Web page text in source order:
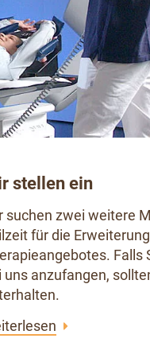
stellen ein
suchen zwei weitere
für die
Falls
uns anzufangen,